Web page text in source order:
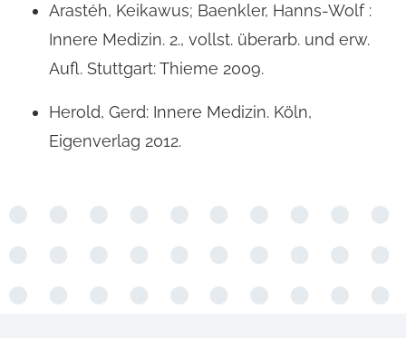
Arastéh, Keikawus; Baenkler, Hanns-Wolf :
Innere Medizin. 2., vollst. überarb. und erw.
Aufl. Stuttgart: Thieme 2009.
Herold, Gerd: Innere Medizin. Köln,
Eigenverlag 2012.